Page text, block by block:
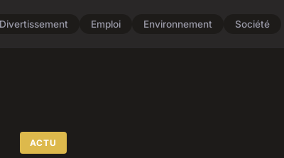
Divertissement Emploi Environnement Société
ACTU